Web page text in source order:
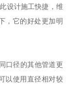
设计施工快捷，维
，它的好处更加明
口径的其他管道更
以使用直径相对较